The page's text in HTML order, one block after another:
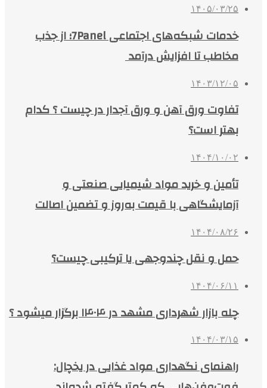
۱۴۰۵/۰۳/۲۵
خدمات شبکه‌های اجتماعی 7Panel؛ از جذب
مخاطب تا افزایش درآمد
۱۴۰۳/۱۲/۰۵
تفاوت ورق آهن و ورق آجدار در چیست ؟ کدام
بهتر است؟
۱۴۰۴/۱۰/۰۲
تأمین و خرید مواد شیمیایی صنعتی و
آزمایشگاهی با قیمت به‌روز و تضمین اصالت
۱۴۰۴/۰۸/۲۶
حمل و نقل چندوجهی یا ترکیبی چیست؟
۱۴۰۴/۰۶/۱۱
چله بازار شهرداری مشهد در ۱۴۰۴ برگزار میشود ؟
۱۴۰۴/۰۳/۱۵
راهنمای نگهداری مواد غذایی در یخچال: